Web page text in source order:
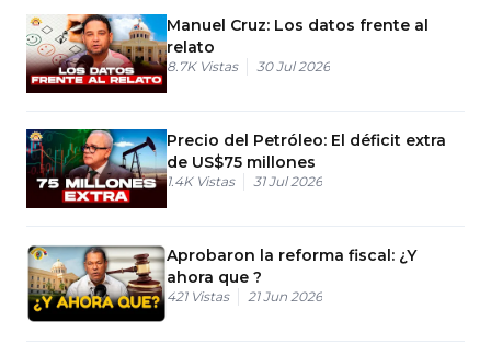
Manuel Cruz: Los datos frente al
relato
8.7K Vistas 30 Jul 2026
Precio del Petróleo: El déficit extra
de US$75 millones
1.4K Vistas 31 Jul 2026
Aprobaron la reforma fiscal: ¿Y
ahora que ?
421 Vistas 21 Jun 2026